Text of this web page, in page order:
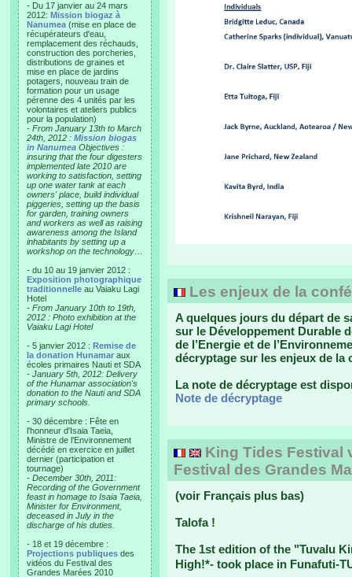
- Du 17 janvier au 24 mars
2012: Mission biogaz à
Nanumea (mise en place de
récupérateurs d'eau,
remplacement des réchauds,
construction des porcheries,
distributions de graines et
mise en place de jardins
potagers, nouveau train de
formation pour un usage
pérenne des 4 unités par les
volontaires et ateliers publics
pour la population)
- From January 13th to March
24th, 2012 : Mission biogas
in Nanumea Objectives :
insuring that the four digesters
implemented late 2010 are
working to satisfaction, setting
up one water tank at each
owners' place, build individual
piggeries, setting up the basis
for garden, training owners
and workers as well as raising
awareness among the Island
inhabitants by setting up a
workshop on the technology…
- du 10 au 19 janvier 2012 :
Exposition photographique
traditionnelle au Vaiaku Lagi
Hotel
- From January 10th to 19th,
2012 : Photo exhibition at the
Vaiaku Lagi Hotel
- 5 janvier 2012 : Remise de
la donation Hunamar aux
écoles primaires Nauti et SDA
- January 5th, 2012: Delivery
of the Hunamar association's
donation to the Nauti and SDA
primary schools.
- 30 décembre : Fête en
l'honneur d'Isaia Taeia,
Ministre de l'Environnement
décédé en exercice en juillet
dernier (participation et
tournage)
- December 30th, 2011:
Recording of the Government
feast in homage to Isaia Taeia,
Minister for Environment,
deceased in July in the
discharge of his duties.
- 18 et 19 décembre :
Projections publiques des
vidéos du Festival des
Grandes Marées 2010
Les enjeux de la
A quelques jours du départ de
sur le Développement Durable
de l’Energie et de
décryptage sur les enjeux de la
La note de décryptage est
Note de décryptage
King Tides Festival
Festival des Grandes
(voir Français plus bas)
Talofa !
The 1st edition of the "Tuvalu
High!*- took place in Funafuti-